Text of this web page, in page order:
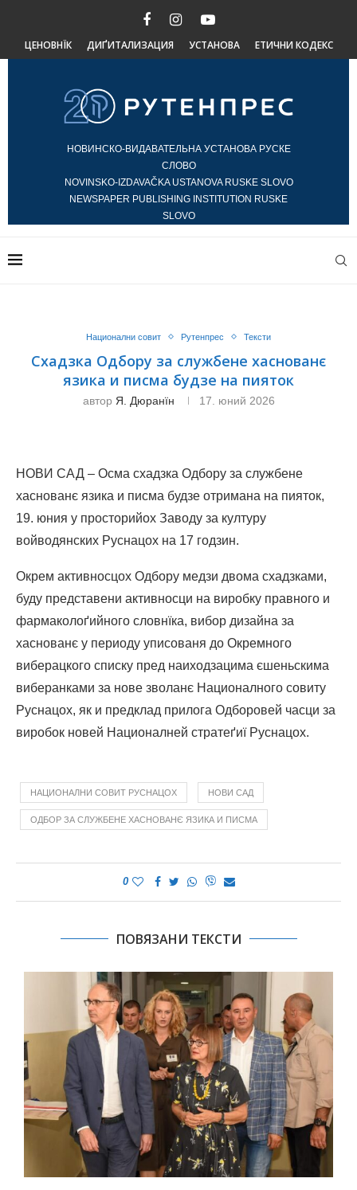
ЦЕНОВНЇК ДИҐИТАЛИЗАЦИЯ УСТАНОВА ЕТИЧНИ КОДЕКС
НОВИНСКО-ВИДАВАТЕЛЬНА УСТАНОВА РУСКЕ
СЛОВО
NOVINSKO-IZDAVAČKA USTANOVA RUSKE SLOVO
NEWSPAPER PUBLISHING INSTITUTION RUSKE
SLOVO
Национални совит Рутенпрес Тексти
Схадзка Одбору за службене хаснованє
язика и писма будзе на пияток
автор Я. Дюранїн 17. юний 2026
НОВИ САД – Осма схадзка Одбору за службене
хаснованє язика и писма будзе отримана на пияток,
19. юния у просторийох Заводу за културу
войводянских Руснацох на 17 годзин.
Окрем активносцох Одбору медзи двома схадзками,
буду представени активносци на виробку правного и
фармаколоґийного словнїка, вибор дизайна за
хаснованє у периоду уписованя до Окремного
виберацкого списку пред наиходзацима єшеньскима
виберанками за нове зволанє Националного совиту
Руснацох, як и предклад прилога Одборовей часци за
виробок новей Националней стратеґиї Руснацох.
НАЦИОНАЛНИ СОВИТ РУСНАЦОХ НОВИ САД
ОДБОР ЗА СЛУЖБЕНЕ ХАСНОВАНЄ ЯЗИКА И ПИСМА
0
ПОВЯЗАНИ ТЕКСТИ